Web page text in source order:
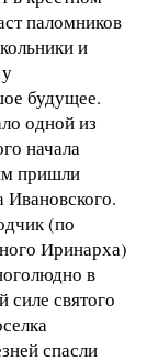
паломников
и
будущее.
одной из
начала
пришли
Ивановского.
(по
Иринарха)
в
силе святого
спасли